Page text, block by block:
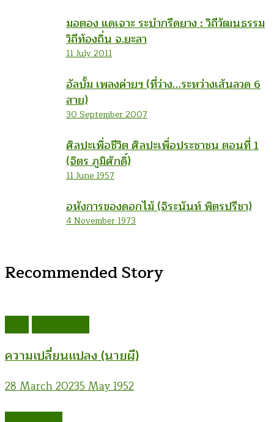
มอตอง แดเจาะ ระบำกรีดยาง : วิถีวัฒนธรรม
วิถีท้องถิ่น จ.ยะลา
11 July 2011
อัลบั้ม เพลงค่ายฯ (ที่ว่าง…ระหว่างเส้นลวด 6
สาย)
30 September 2007
ศิลปะเพื่อชีวิต ศิลปะเพื่อประชาชน ตอนที่ 1
(จิตร ภูมิศักดิ์)
11 June 1957
อหังการของดอกไม้ (จิระนันท์ พิตรปรีชา)
4 November 1973
Recommended Story
ความเปลี่ยนแปลง (นายผี)
28 March 20235 May 1952